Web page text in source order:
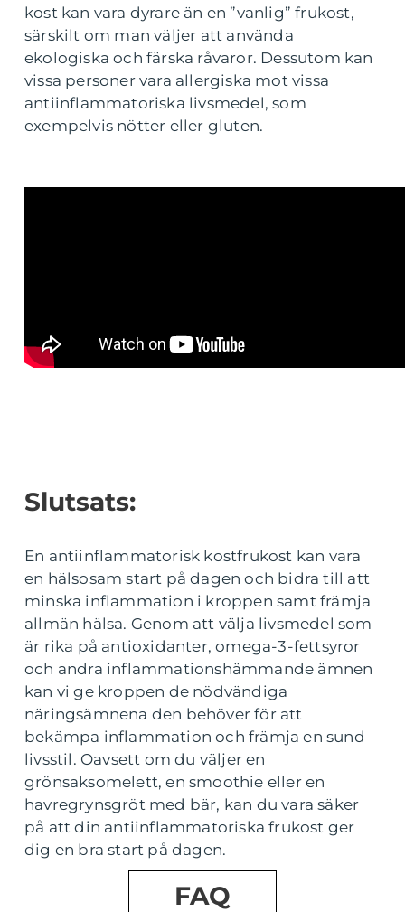
kost kan vara dyrare än en ”vanlig” frukost,
särskilt om man väljer att använda
ekologiska och färska råvaror. Dessutom kan
vissa personer vara allergiska mot vissa
antiinflammatoriska livsmedel, som
exempelvis nötter eller gluten.
Slutsats:
En antiinflammatorisk kostfrukost kan vara
en hälsosam start på dagen och bidra till att
minska inflammation i kroppen samt främja
allmän hälsa. Genom att välja livsmedel som
är rika på antioxidanter, omega-3-fettsyror
och andra inflammationshämmande ämnen
kan vi ge kroppen de nödvändiga
näringsämnena den behöver för att
bekämpa inflammation och främja en sund
livsstil. Oavsett om du väljer en
grönsaksomelett, en smoothie eller en
havregrynsgröt med bär, kan du vara säker
på att din antiinflammatoriska frukost ger
dig en bra start på dagen.
FAQ